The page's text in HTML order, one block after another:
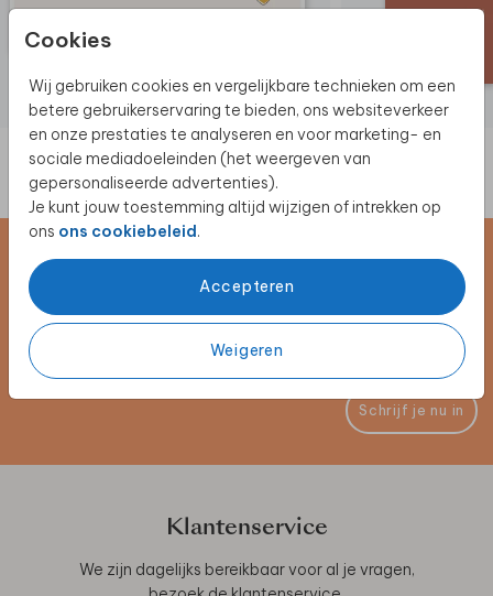
Cookies
Wij gebruiken cookies en vergelijkbare technieken om een
betere gebruikerservaring te bieden, ons websiteverkeer
en onze prestaties te analyseren en voor marketing- en
sociale mediadoeleinden (het weergeven van
gepersonaliseerde advertenties).
Je kunt jouw toestemming altijd wijzigen of intrekken op
ons ons cookiebeleid.
Accepteren
Weigeren
Schrijf je in voor de nieuwsbrief
Blijf op de hoogte van alle nieuwe producten, (win)acties en
unieke samenwerkingen!
Schrijf je nu in
Klantenservice
We zijn dagelijks bereikbaar voor al je vragen,